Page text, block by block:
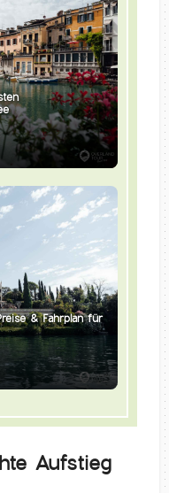
& Fahrplan für
Aufstieg